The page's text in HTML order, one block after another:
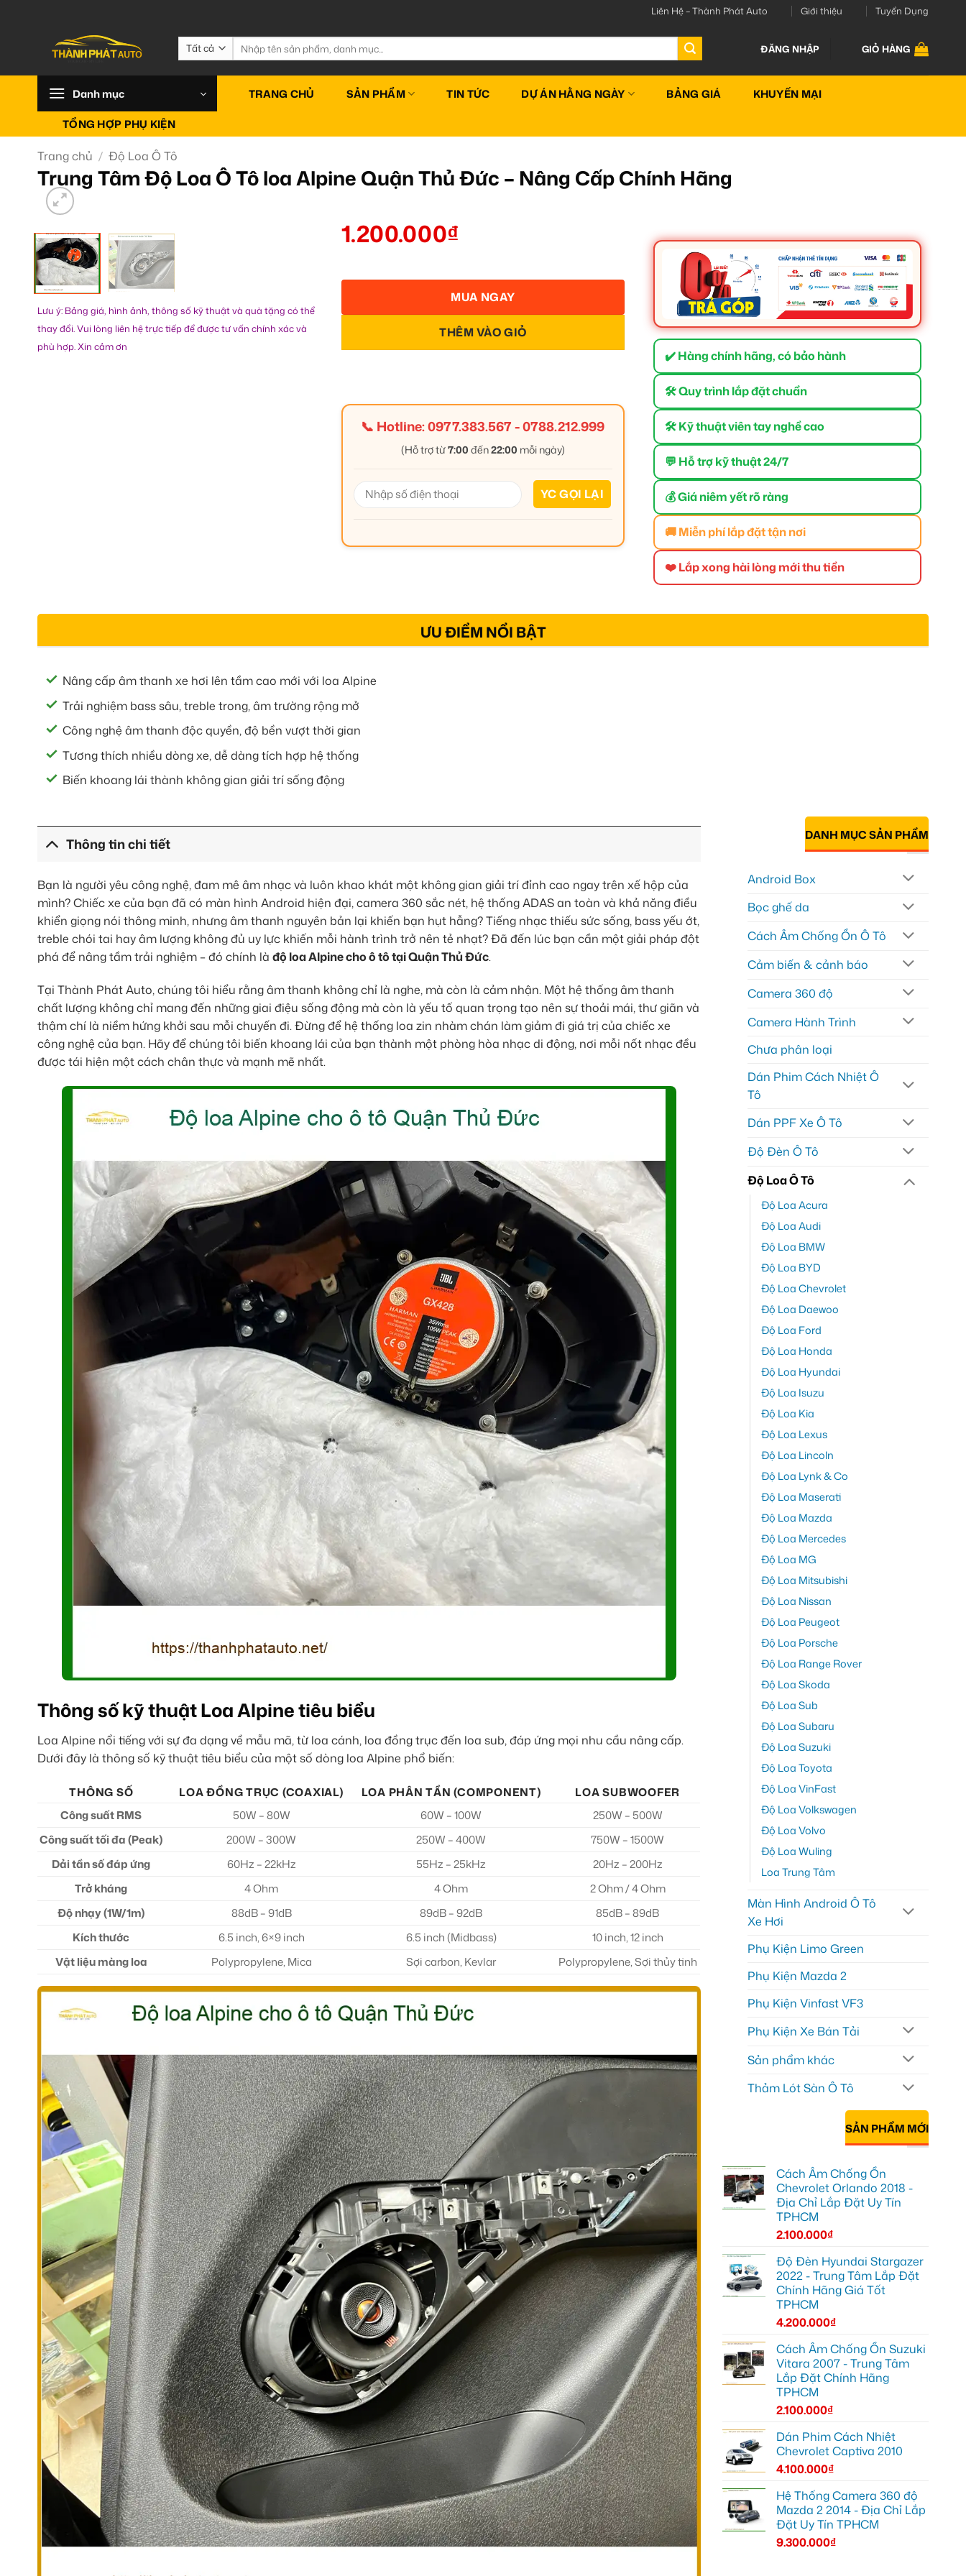
Liên Hệ – Thành Phát Auto Giới thiệu Tuyển Dụng
Tìm
kiếm:
ĐĂNG NHẬP GIỎ HÀNG
Danh mục TRANG CHỦ SẢN PHẨM TIN TỨC DỰ ÁN HẰNG NGÀY BẢNG GIÁ KHUYẾN MẠI
TỔNG HỢP PHỤ KIỆN
Trang chủ / Độ Loa Ô Tô
Trung Tâm Độ Loa Ô Tô loa Alpine Quận Thủ Đức – Nâng Cấp Chính Hãng
Lưu ý: Bảng giá, hình ảnh, thông số kỹ thuật và quà tặng có thể
thay đổi. Vui lòng liên hệ trực tiếp để được tư vấn chính xác và
phù hợp. Xin cảm ơn
1.200.000₫
THÊM VÀO GIỎ
MUA NGAY
📞 Hotline:0977.383.567-0788.212.999
(Hỗ trợ từ7:00 đến22:00 mỗi ngày)
✔️ Hàng chính hãng, có bảo hành
🛠 Quy trình lắp đặt chuẩn
🛠 Kỹ thuật viên tay nghề cao
💬 Hỗ trợ kỹ thuật 24/7
💰 Giá niêm yết rõ ràng
🚚 Miễn phí lắp đặt tận nơi
❤️ Lắp xong hài lòng mới thu tiền
ƯU ĐIỂM NỔI BẬT
Nâng cấp âm thanh xe hơi lên tầm cao mới với loa Alpine
Trải nghiệm bass sâu, treble trong, âm trường rộng mở
Công nghệ âm thanh độc quyền, độ bền vượt thời gian
Tương thích nhiều dòng xe, dễ dàng tích hợp hệ thống
Biến khoang lái thành không gian giải trí sống động
Thông tin chi tiết
Bạn là người yêu công nghệ, đam mê âm nhạc và luôn khao khát một không gian giải trí đỉnh cao ngay trên xế hộp của
mình? Chiếc xe của bạn đã có màn hình Android hiện đại, camera 360 sắc nét, hệ thống ADAS an toàn và khả năng điều
khiển giọng nói thông minh, nhưng âm thanh nguyên bản lại khiến bạn hụt hẫng? Tiếng nhạc thiếu sức sống, bass yếu ớt,
treble chói tai hay âm lượng không đủ uy lực khiến mỗi hành trình trở nên tẻ nhạt? Đã đến lúc bạn cần một giải pháp đột
phá để nâng tầm trải nghiệm – đó chính là độ loa Alpine cho ô tô tại Quận Thủ Đức.
Tại Thành Phát Auto, chúng tôi hiểu rằng âm thanh không chỉ là nghe, mà còn là cảm nhận. Một hệ thống âm thanh
chất lượng không chỉ mang đến những giai điệu sống động mà còn là yếu tố quan trọng tạo nên sự thoải mái, thư giãn và
thậm chí là niềm hứng khởi sau mỗi chuyến đi. Đừng để hệ thống loa zin nhàm chán làm giảm đi giá trị của chiếc xe
công nghệ của bạn. Hãy để chúng tôi biến khoang lái của bạn thành một phòng hòa nhạc di động, nơi mỗi nốt nhạc đều
được tái hiện một cách chân thực và mạnh mẽ nhất.
Thông số kỹ thuật Loa Alpine tiêu biểu
Loa Alpine nổi tiếng với sự đa dạng về mẫu mã, từ loa cánh, loa đồng trục đến loa sub, đáp ứng mọi nhu cầu nâng cấp.
Dưới đây là thông số kỹ thuật tiêu biểu của một số dòng loa Alpine phổ biến:
THÔNG SỐ LOA ĐỒNG TRỤC (COAXIAL) LOA PHÂN TẦN (COMPONENT)
LOA SUBWOOFER
Công suất RMS
50W – 80W 60W – 100W
250W – 500W
Công suất tối đa (Peak)
200W – 300W 250W – 400W
750W – 1500W
Dải tần số đáp ứng
60Hz – 22kHz 55Hz – 25kHz
20Hz – 200Hz
Trở kháng
4 Ohm 4 Ohm
2 Ohm / 4 Ohm
Độ nhạy (1W/1m)
88dB – 91dB 89dB – 92dB
85dB – 89dB
Kích thước
6.5 inch, 6×9 inch 6.5 inch (Midbass)
10 inch, 12 inch
Vật liệu màng loa
Polypropylene, Mica Sợi carbon, Kevlar Polypropylene, Sợi thủy tinh
DANH MỤC SẢN PHẨM
Android Box
Bọc ghế da
Cách Âm Chống Ồn Ô Tô
Cảm biến & cảnh báo
Camera 360 độ
Camera Hành Trình
Chưa phân loại
Dán Phim Cách Nhiệt Ô
Tô
Dán PPF Xe Ô Tô
Độ Đèn Ô Tô
Độ Loa Ô Tô
Độ Loa Acura
Độ Loa Audi
Độ Loa BMW
Độ Loa BYD
Độ Loa Chevrolet
Độ Loa Daewoo
Độ Loa Ford
Độ Loa Honda
Độ Loa Hyundai
Độ Loa Isuzu
Độ Loa Kia
Độ Loa Lexus
Độ Loa Lincoln
Độ Loa Lynk & Co
Độ Loa Maserati
Độ Loa Mazda
Độ Loa Mercedes
Độ Loa MG
Độ Loa Mitsubishi
Độ Loa Nissan
Độ Loa Peugeot
Độ Loa Porsche
Độ Loa Range Rover
Độ Loa Skoda
Độ Loa Sub
Độ Loa Subaru
Độ Loa Suzuki
Độ Loa Toyota
Độ Loa VinFast
Độ Loa Volkswagen
Độ Loa Volvo
Độ Loa Wuling
Loa Trung Tâm
Màn Hình Android Ô Tô
Xe Hơi
Phụ Kiện Limo Green
Phụ Kiện Mazda 2
Phụ Kiện Vinfast VF3
Phụ Kiện Xe Bán Tải
Sản phẩm khác
Thảm Lót Sàn Ô Tô
SẢN PHẨM MỚI
Cách Âm Chống Ồn
Chevrolet Orlando 2018 -
Địa Chỉ Lắp Đặt Uy Tín
TPHCM
2.100.000₫
Độ Đèn Hyundai Stargazer
2022 - Trung Tâm Lắp Đặt
Chính Hãng Giá Tốt
TPHCM
4.200.000₫
Cách Âm Chống Ồn Suzuki
Vitara 2007 - Trung Tâm
Lắp Đặt Chính Hãng
TPHCM
2.100.000₫
Dán Phim Cách Nhiệt
Chevrolet Captiva 2010
4.100.000₫
Hệ Thống Camera 360 độ
Mazda 2 2014 - Địa Chỉ Lắp
Đặt Uy Tín TPHCM
9.300.000₫